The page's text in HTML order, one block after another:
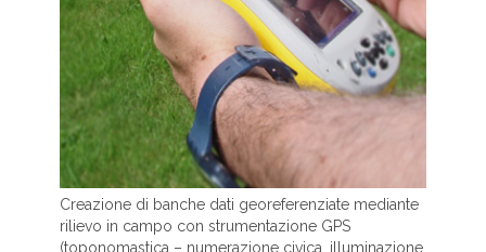
Creazione di banche dati georeferenziate mediante
rilievo in campo con strumentazione GPS
(toponomastica – numerazione civica, illuminazione